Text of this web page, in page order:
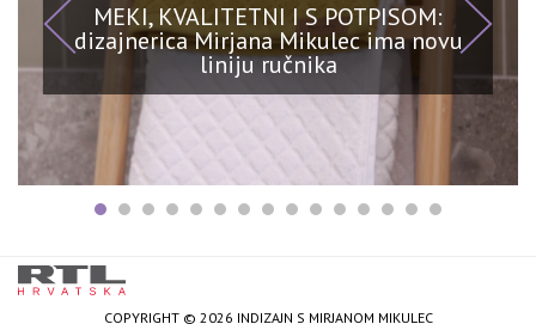
MEKI, KVALITETNI I S POTPISOM:
dizajnerica Mirjana Mikulec ima novu
liniju ručnika
COPYRIGHT © 2026 INDIZAJN S MIRJANOM MIKULEC